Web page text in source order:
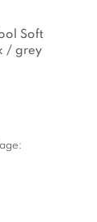
Soft
/ grey